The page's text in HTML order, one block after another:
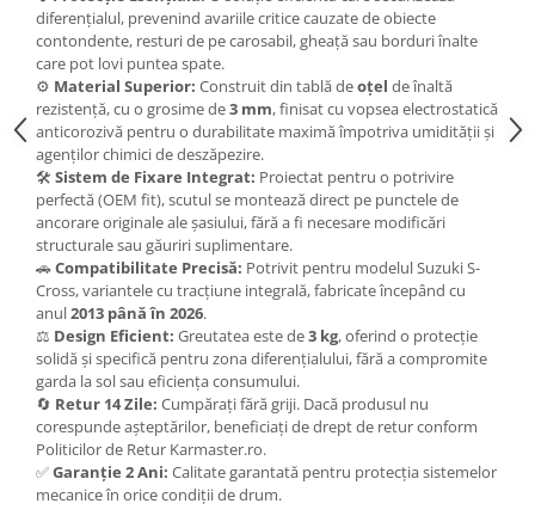
Carlige Tesla
Carlige Toyota
Carlige Volkswagen
Carlige Volvo
Carlige Xpeng
Carlige Xpeng G6
Carlige Xpeng G9
diferențialul, prevenind avariile critice cauzate de obiecte
contondente, resturi de pe carosabil, gheață sau borduri înalte
care pot lovi puntea spate.
⚙️ Material Superior: Construit din tablă deoțel de înaltă
rezistență, cu o grosime de3 mm, finisat cu vopsea electrostatică
anticorozivă pentru o durabilitate maximă împotriva umidității și
agenților chimici de deszăpezire.
🛠️ Sistem de Fixare Integrat: Proiectat pentru o potrivire
perfectă (OEM fit), scutul se montează direct pe punctele de
ancorare originale ale șasiului, fără a fi necesare modificări
structurale sau găuriri suplimentare.
🚗Compatibilitate Precisă: Potrivit pentru modelul Suzuki S-
Cross, variantele cu tracțiune integrală, fabricate începând cu
anul2013 până în 2026.
⚖️ Design Eficient: Greutatea este de3 kg, oferind o protecție
solidă și specifică pentru zona diferențialului, fără a compromite
garda la sol sau eficiența consumului.
🔄 Retur 14 Zile: Cumpărați fără griji. Dacă produsul nu
corespunde așteptărilor, beneficiați de drept de retur conform
Politicilor de Retur Karmaster.ro.
✅Garanție 2 Ani: Calitate garantată pentru protecția sistemelor
mecanice în orice condiții de drum.